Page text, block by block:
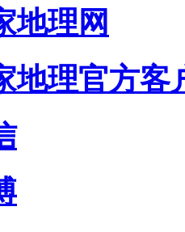
地理网
地理官方客